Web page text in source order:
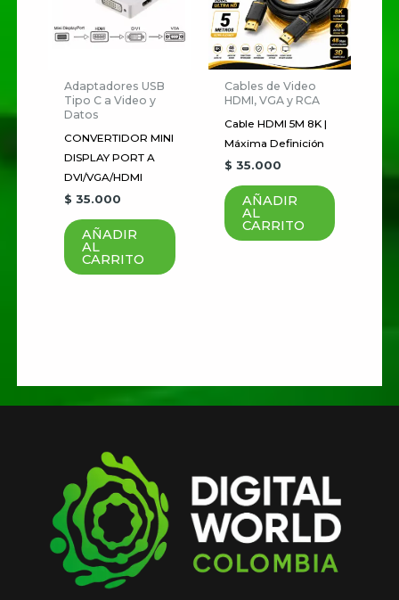
Guardar mi nombre, correo
electrónico y sitio web en este
navegador para la próxima vez
que haga un comentario.
Adaptadores USB
Tipo C a Video y
Datos
CONVERTIDOR MINI
DISPLAY PORT A
DVI/VGA/HDMI
$ 35.000
AÑADIR
AL
CARRITO
Cables de Video
HDMI, VGA y RCA
Cable HDMI 5M 8K |
Máxima Definición
$ 35.000
AÑADIR
AL
CARRITO